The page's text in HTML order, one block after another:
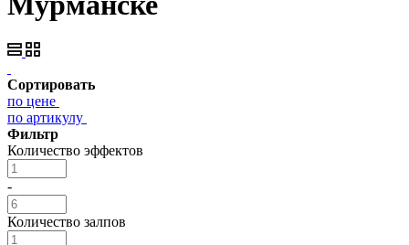
Сортировать
по цене
по артикулу
Фильтр
Количество эффектов
-
Количество залпов